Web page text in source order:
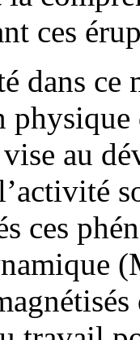
ces
dans ce
au
ces